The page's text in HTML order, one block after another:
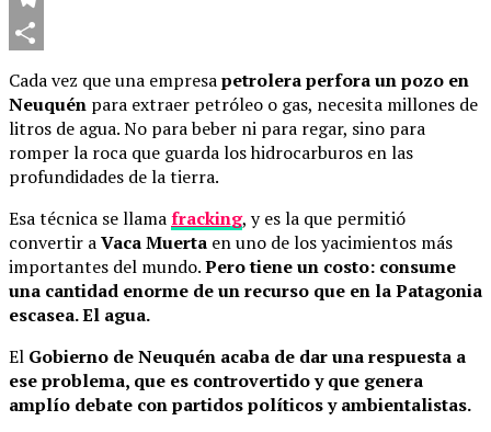
Telegram
Cada vez que una empresapetrolera perfora un pozo en
Neuquén para extraer petróleo o gas, necesita millones de
litros de agua. No para beber ni para regar, sino para
romper la roca que guarda los hidrocarburos en las
profundidades de la tierra.
Esa técnica se llamafracking, y es la que permitió
convertir aVaca Muerta en uno de los yacimientos más
importantes del mundo.Pero tiene un costo: consume
una cantidad enorme de un recurso que en la Patagonia
escasea. El agua.
El Gobierno de Neuquén acaba de dar una respuesta a
ese problema, que es controvertido y que genera
amplío debate con partidos políticos y ambientalistas.